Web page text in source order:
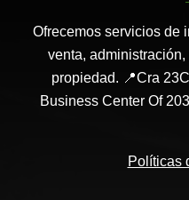
Ofrecemos servicios de
venta,
propiedad. 📍Cra
Business Center Of
Políticas